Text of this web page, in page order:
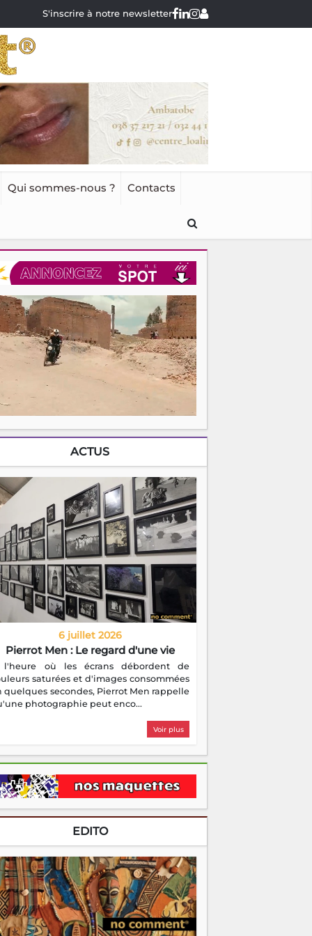
S'inscrire à notre newsletter
Qui sommes-nous ? Contacts
ACTUS
6 juillet 2026
Pierrot Men : Le regard d'une vie
l'heure où les écrans débordent de
saturées et d'images consommées
quelques secondes, Pierrot Men rappelle
photographie peut enco...
Voir plus
EDITO